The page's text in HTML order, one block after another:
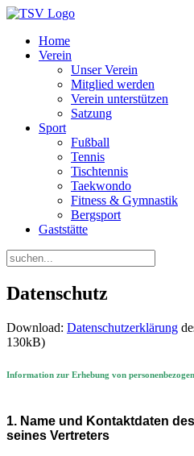
Home
Verein
Unser Verein
Mitglied werden
Verein unterstützen
Satzung
Sport
Fußball
Tennis
Tischtennis
Taekwondo
Fitness & Gymnastik
Bergsport
Gaststätte
Datenschutz
Download: Datenschutzerklärung
130kB)
Information zur Erhebung von
1. Name und Kontaktdaten
seines Vertreters